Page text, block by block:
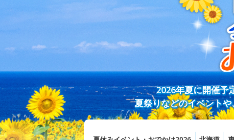
2026年夏に開催予
夏祭りなどのイベント